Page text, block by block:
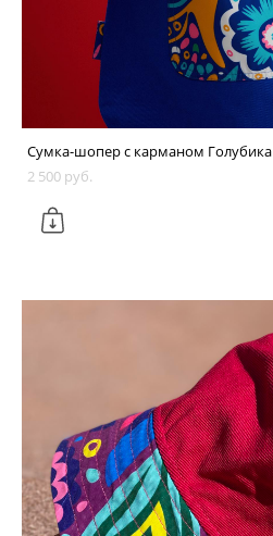
Сумка-шопер с карманом Голубика
2 500 pуб.